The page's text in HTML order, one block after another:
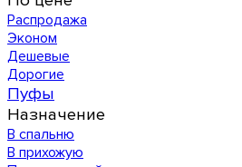
Распродажа
Эконом
Дешевые
Дорогие
Пуфы
Назначение
В спальню
В прихожую